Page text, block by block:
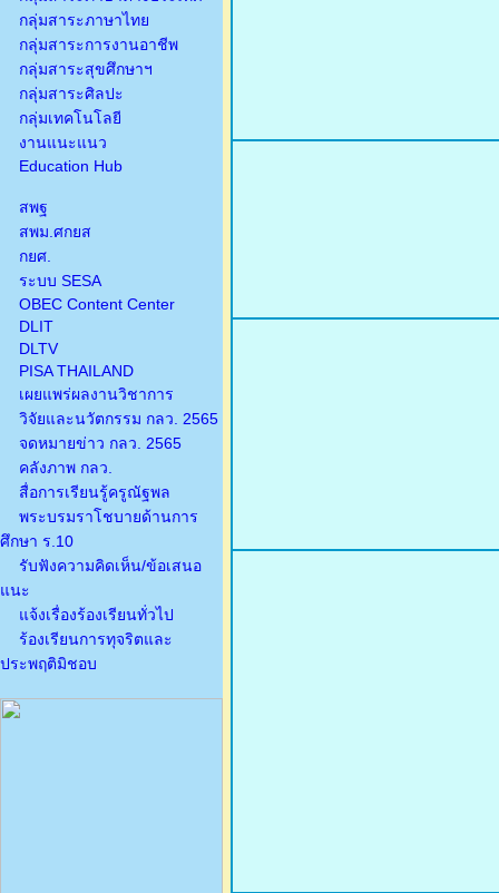
กลุ่มสาระภาษาไทย
กลุ่มสาระการงานอาชีพ
กลุ่มสาระสุขศึกษาฯ
กลุ่มสาระศิลปะ
กลุ่มเทคโนโลยี
งานแนะแนว
Education Hub
สพฐ
สพม.ศกยส
กยศ.
ระบบ SESA
OBEC Content Center
DLIT
DLTV
PISA THAILAND
เผยแพร่ผลงานวิชาการ
วิจัยและนวัตกรรม กลว. 2565
จดหมายข่าว กลว. 2565
คลังภาพ กลว.
สื่อการเรียนรู้ครูณัฐพล
พระบรมราโชบายด้านการ
ศึกษา ร.10
รับฟังความคิดเห็น/ข้อเสนอ
แนะ
แจ้งเรื่องร้องเรียนทั่วไป
ร้องเรียนการทุจริตและ
ประพฤติมิชอบ